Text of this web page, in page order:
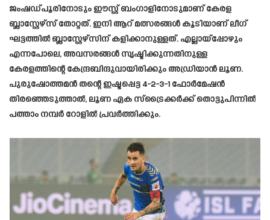
ജംഷഡ്പൂരിനോടും ഈസ്റ്റ് ബംഗാളിനോടുമാണ് കേരള
ബ്ലാസ്റ്റേഴ്സ് തോറ്റത്. ഇനി ആറ് മത്സരങ്ങൾ കൂടിയാണ് ലീഗ്
ഘട്ടത്തിൽ ബ്ലാസ്റ്റേഴ്സിന് കളിക്കാനുള്ളത്. എല്ലായ്‌പ്പോഴും
എന്നപോലെ, അവസരങ്ങൾ സൃഷ്ടിക്കുന്നതിനുള്ള
കേരളത്തിന്റെ കേന്ദ്രബിന്ദുവായിരിക്കും അഡ്രിയാൻ ലൂണ.
പുരുഷോത്തമൻ തന്റെ ഇഷ്ടപ്പെട്ട 4-2-3-1 ഫോർമേഷൻ
തിരഞ്ഞെടുത്താൽ, ലൂണ ഏക സ്‌ട്രൈക്കർക്ക് തൊട്ടുപിന്നിൽ
പത്താം നമ്പർ റോളിൽ പ്രവർത്തിക്കും.